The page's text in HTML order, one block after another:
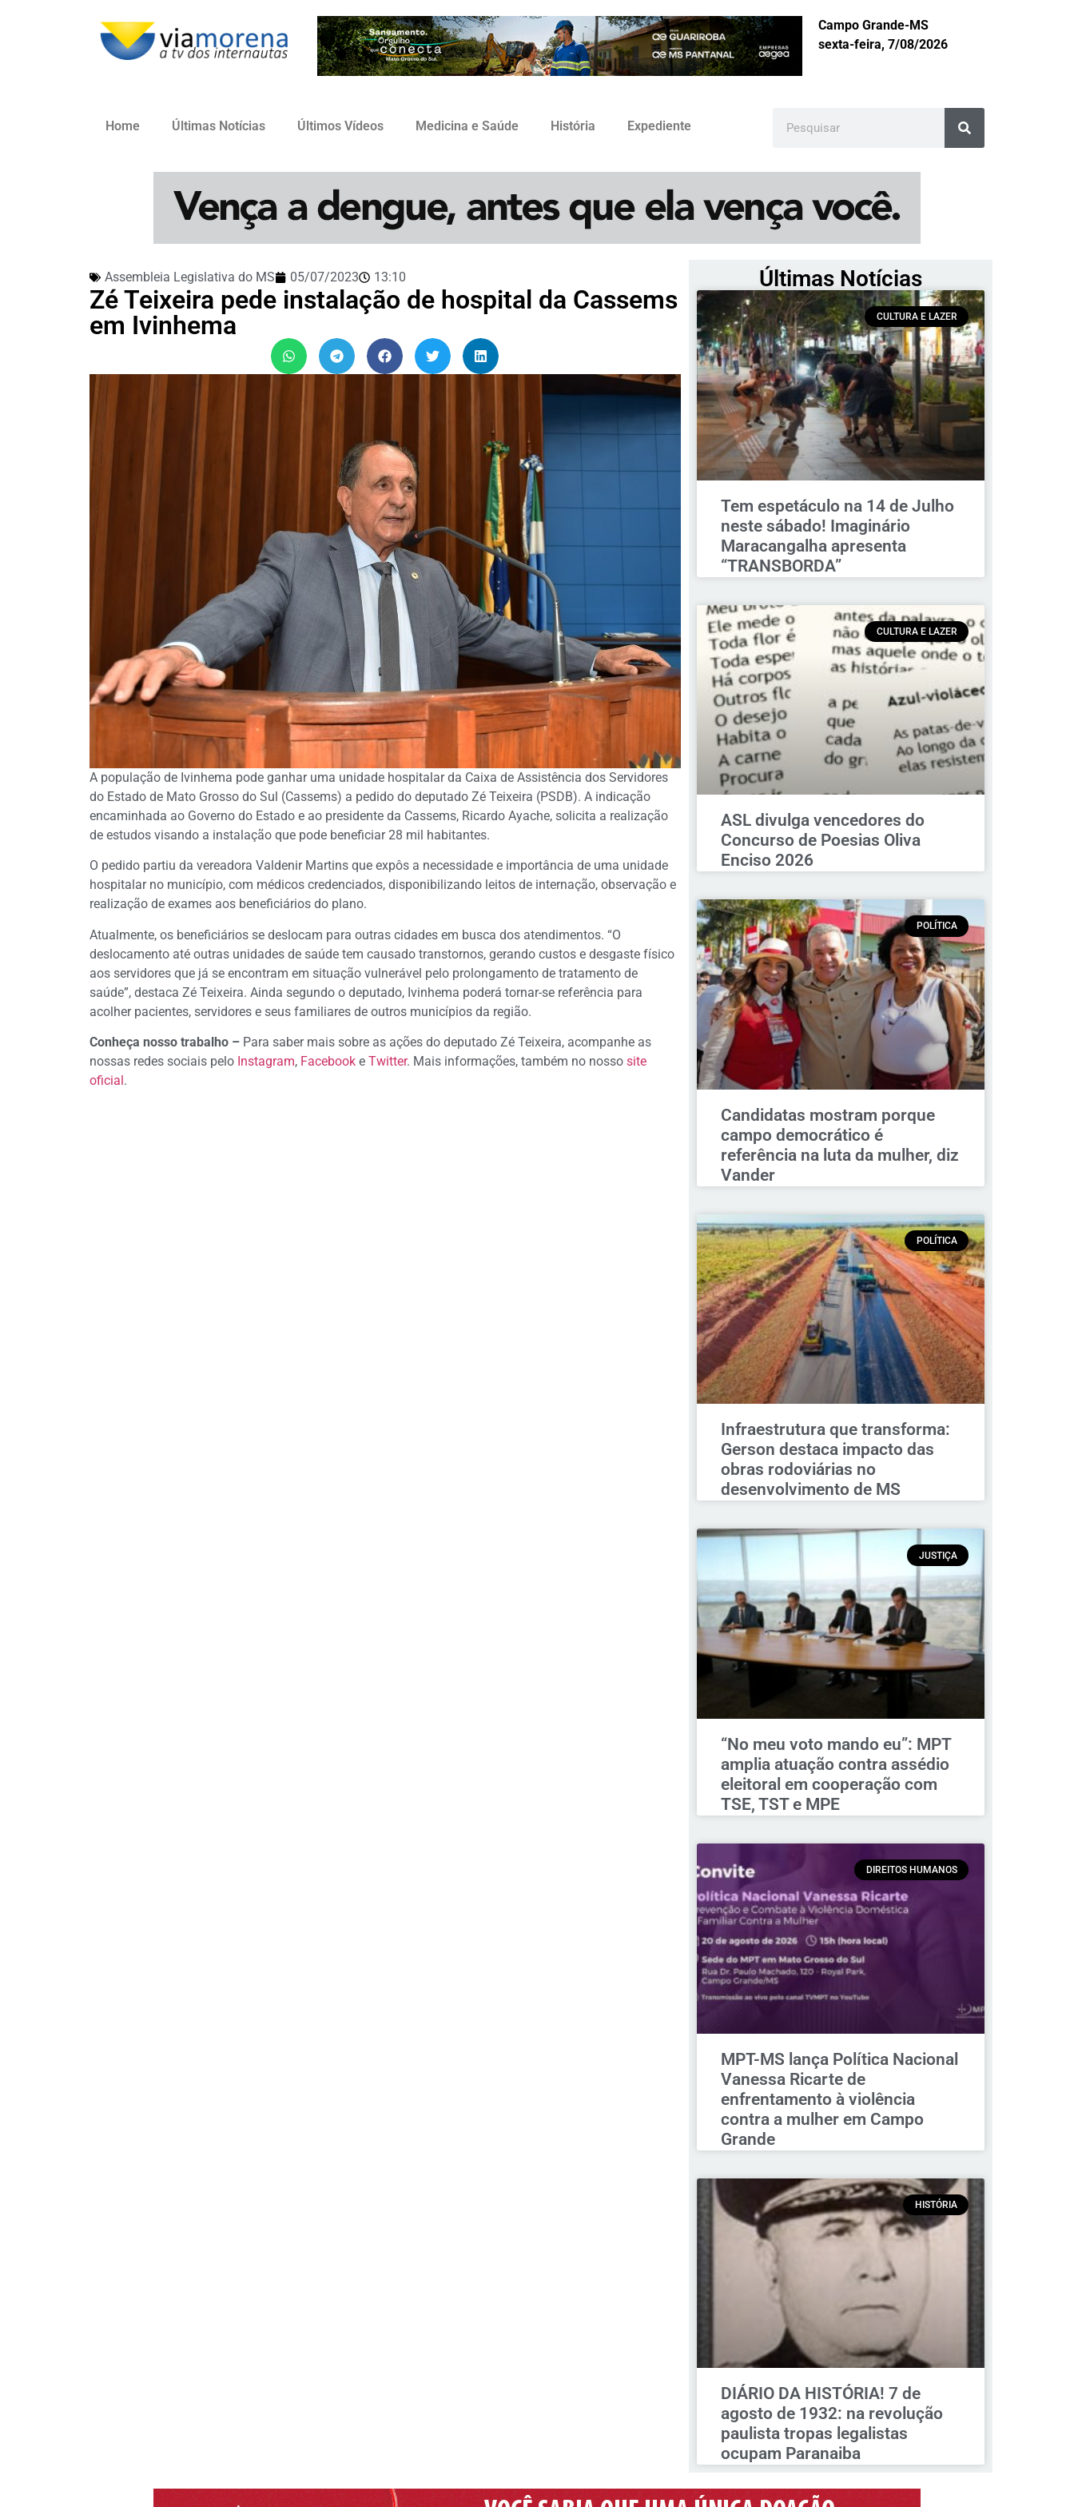
Campo Grande-MS
sexta-feira, 7/08/2026
Home Últimas Notícias Últimos Vídeos Medicina e Saúde História Expediente
Assembleia Legislativa do MS 05/07/2023 13:10
Zé Teixeira pede instalação de hospital da Cassems
em Ivinhema
A população de Ivinhema pode ganhar uma unidade hospitalar da Caixa de Assistência dos Servidores
do Estado de Mato Grosso do Sul (Cassems) a pedido do deputado Zé Teixeira (PSDB). A indicação
encaminhada ao Governo do Estado e ao presidente da Cassems, Ricardo Ayache, solicita a realização
de estudos visando a instalação que pode beneficiar 28 mil habitantes.
O pedido partiu da vereadora Valdenir Martins que expôs a necessidade e importância de uma unidade
hospitalar no município, com médicos credenciados, disponibilizando leitos de internação, observação e
realização de exames aos beneficiários do plano.
Atualmente, os beneficiários se deslocam para outras cidades em busca dos atendimentos. “O
deslocamento até outras unidades de saúde tem causado transtornos, gerando custos e desgaste físico
aos servidores que já se encontram em situação vulnerável pelo prolongamento de tratamento de
saúde”, destaca Zé Teixeira. Ainda segundo o deputado, Ivinhema poderá tornar-se referência para
acolher pacientes, servidores e seus familiares de outros municípios da região.
Conheça nosso trabalho – Para saber mais sobre as ações do deputado Zé Teixeira, acompanhe as
nossas redes sociais pelo Instagram, Facebook e Twitter. Mais informações, também no nosso site
oficial .
Últimas Notícias
CULTURA E LAZER
Tem espetáculo na 14 de Julho
neste sábado! Imaginário
Maracangalha apresenta
“TRANSBORDA”
CULTURA E LAZER
ASL divulga vencedores do
Concurso de Poesias Oliva
Enciso 2026
POLÍTICA
Candidatas mostram porque
campo democrático é
referência na luta da mulher, diz
Vander
POLÍTICA
Infraestrutura que transforma:
Gerson destaca impacto das
obras rodoviárias no
desenvolvimento de MS
JUSTIÇA
“No meu voto mando eu”: MPT
amplia atuação contra assédio
eleitoral em cooperação com
TSE, TST e MPE
DIREITOS HUMANOS
MPT-MS lança Política Nacional
Vanessa Ricarte de
enfrentamento à violência
contra a mulher em Campo
Grande
HISTÓRIA
DIÁRIO DA HISTÓRIA! 7 de
agosto de 1932: na revolução
paulista tropas legalistas
ocupam Paranaiba